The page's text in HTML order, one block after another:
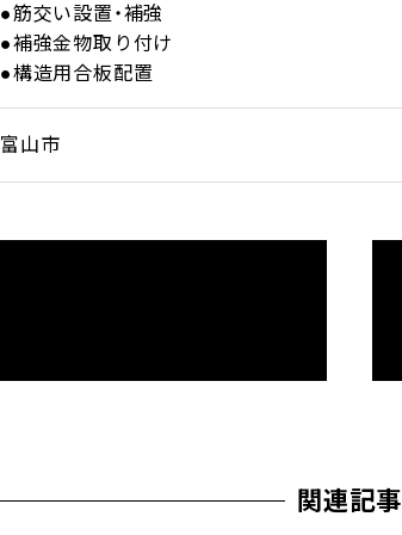
●筋交い設置・補強
●補強金物取り付け
●構造用合板配置
富山市
関連記事